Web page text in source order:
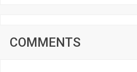
COMMENTS